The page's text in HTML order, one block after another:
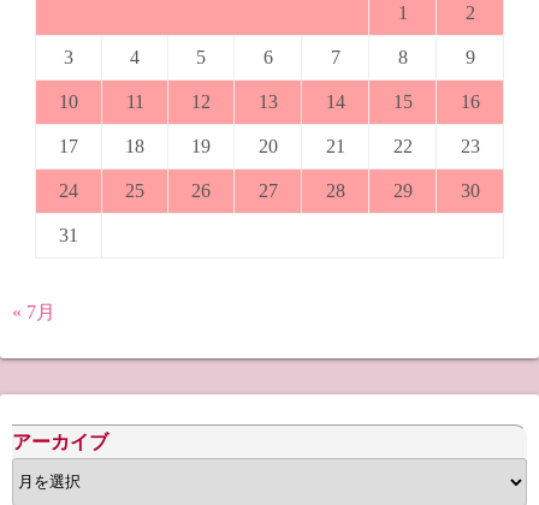
1 2
3 4 5 6 7 8 9
10 11 12 13 14 15 16
17 18 19 20 21 22 23
24 25 26 27 28 29 30
31
« 7月
アーカイブ
ア